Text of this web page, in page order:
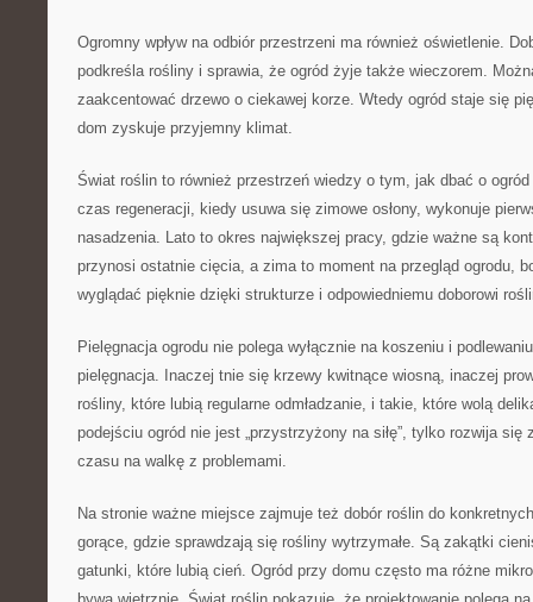
Ogromny wpływ na odbiór przestrzeni ma również oświetlenie.
podkreśla rośliny i sprawia, że ogród żyje także wieczorem.
zaakcentować drzewo o ciekawej korze. Wtedy ogród staje się
dom zyskuje przyjemny klimat.
Świat roślin to również przestrzeń wiedzy o tym, jak dbać o
czas regeneracji, kiedy usuwa się zimowe osłony, wykonuje
nasadzenia. Lato to okres największej pracy, gdzie ważne są
przynosi ostatnie cięcia, a zima to moment na przegląd ogrodu,
wyglądać pięknie dzięki strukturze i odpowiedniemu doborowi
Pielęgnacja ogrodu nie polega wyłącznie na koszeniu i
pielęgnacja. Inaczej tnie się krzewy kwitnące wiosną, inaczej
rośliny, które lubią regularne odmładzanie, i takie, które wolą
podejściu ogród nie jest „przystrzyżony na siłę”, tylko rozwija się
czasu na walkę z problemami.
Na stronie ważne miejsce zajmuje też dobór roślin do
gorące, gdzie sprawdzają się rośliny wytrzymałe. Są zakątki
gatunki, które lubią cień. Ogród przy domu często ma różne